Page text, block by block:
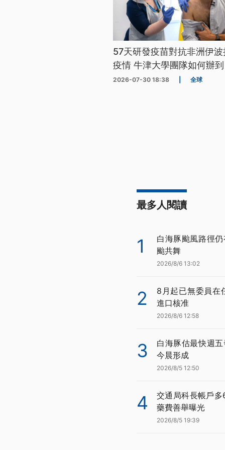
57天研發疫苗對抗非洲伊
疫情 牛津大學團隊如何辦
2026-07-30 18:38 全球
最多人閱讀
1
白海豚颱風路徑
颱共舞
2026/8/6 13:02
2
8月起已無委員在
進口核准
2026/8/6 12:58
3
白海豚估最快週
今晨形成
2026/8/5 12:50
4
交通局科長帳戶
藥費善舉曝光
2026/8/5 19:39